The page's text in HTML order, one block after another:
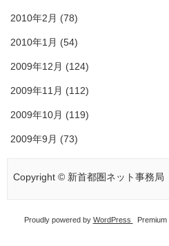
2010年2月 (78)
2010年1月 (54)
2009年12月 (124)
2009年11月 (112)
2009年10月 (119)
2009年9月 (73)
Copyright © 新首都圏ネット事務局
Proudly powered by WordPress Premium